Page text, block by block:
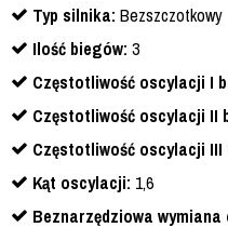
Typ silnika: Bezszczotkowy
Ilość biegów: 3
Częstotliwość oscylacji I
Częstotliwość oscylacji II
Częstotliwość oscylacji III
Kąt oscylacji: 1,6
Beznarzędziowa wymiana